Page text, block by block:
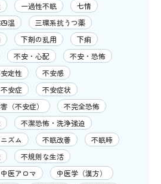
一過性不眠
七情
温
三環系抗うつ薬
下剤の乱用
下痢
不安・心配
不安・恐怖
定性
不安感
不安症
不安症状
（不安症）
不完全恐怖
不潔恐怖・洗浄強迫
ズム 不眠改善
不眠時
不規則な生活
中医アロマ
中医学（漢方）